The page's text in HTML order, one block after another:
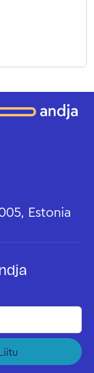
Estonia